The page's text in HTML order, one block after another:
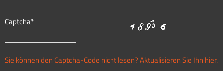
Captcha*
Sie können den Captcha-Code nicht lesen? Aktualisieren Sie Ihn hier.